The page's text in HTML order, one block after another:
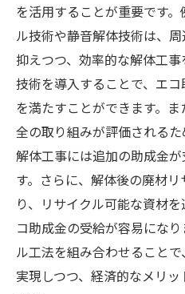
を活用することが重要です
ル技術や静音解体技術は、
抑えつつ、効率的な解体工
技術を導入することで、エ
を満たすことができます。
全の取り組みが評価される
解体工事には追加の助成金
す。さらに、解体後の廃材
り、リサイクル可能な資材
コ助成金の受給が容易にな
ル工法を組み合わせること
実現しつつ、経済的なメリ